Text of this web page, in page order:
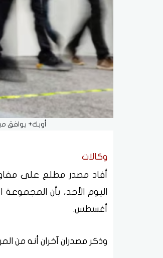
أوبك+ يوافق مبدئيا
وكالات
أفاد مصدر مطلع على
أغسطس.
وذكر مصدران آخران أنه من